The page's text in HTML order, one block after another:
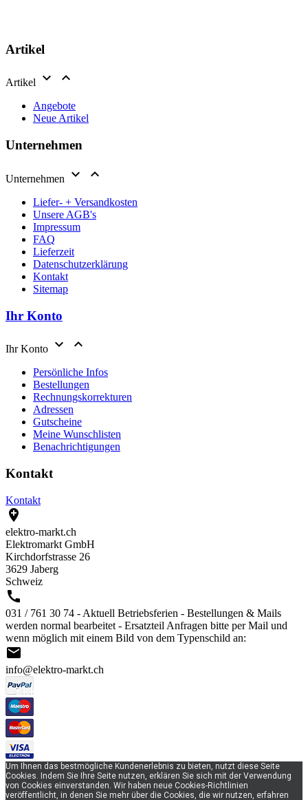
Artikel
Artikel  
Angebote
Neue Artikel
Unternehmen
Unternehmen  
Liefer- + Versandkosten
Unsere AGB's
Impressum
FAQ
Lieferzeit
Datenschutzerklärung
Kontakt
Sitemap
Ihr Konto
Ihr Konto  
Persönliche Infos
Bestellungen
Rechnungskorrekturen
Adressen
Gutscheine
Meine Wunschlisten
Benachrichtigungen
Kontakt
Kontakt

elektro-markt.ch
Elektromarkt GmbH
Kirchdorfstrasse 26
3629 Jaberg
Schweiz

031 / 761 30 74 - Aktuell Betriebsferien - Bestellungen & Mails
werden normal bearbeitet - Ersatzteil Anfragen bitte per Mail und
wenn möglich mit einem Bild von dem Typenschild an:

info@elektro-markt.ch
@Elektro-Markt
Um Ihnen das bestmögliche Kundenerlebnis zu bieten, nutzt diese Seite
Cookies. Indem Sie Ihre Seite nutzen, erklären Sie sich mit der Verwendung
von Cookies einverstanden. Wir haben neue Cookies-Richtlinien
veröffentlicht, in denen Sie mehr über die Cookies, die wir nutzen, erfahren